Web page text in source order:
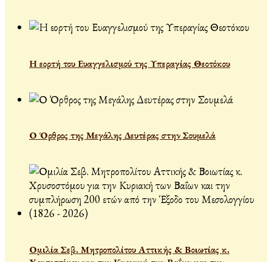
Η εορτή του Ευαγγελισμού της Υπεραγίας Θεοτόκου
Ο Όρθρος της Μεγάλης Δευτέρας στην Σουμελά
Ομιλία Σεβ. Μητροπολίτου Αττικής & Βοιωτίας κ.